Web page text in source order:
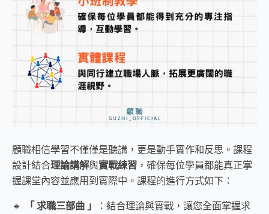
顧職相信學習不僅僅是聽講，更是動手實作和反思。課程
設計結合理論講解與實戰練習 ，確保每位學員都能真正掌
握課堂內容並應用到實際中。課程的進行方式如下：​​​​​
🔹 「 求職三部曲 」
：結合理論與實戰，讓您全面掌握求